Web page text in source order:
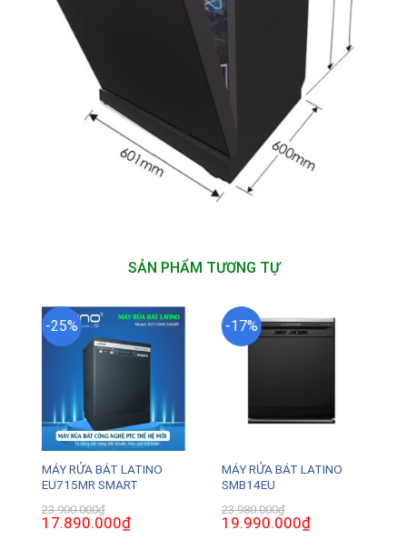
SẢN PHẨM TƯƠNG TỰ
-25%
MÁY RỬA BÁT LATINO
EU715MR SMART
23.900.000₫
Giá
gốc
17.890.000₫Giá
hiện
-17%
MÁY RỬA BÁT LATINO
SMB14EU
23.980.000₫
Giá
gốc
19.990.000₫Giá
hiện